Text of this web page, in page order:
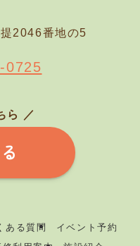
2046番地の5
0725
ら ／
ある質問
イベント予約